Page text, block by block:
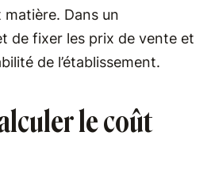
Dans un
de fixer les prix de vente et
de l’établissement.
le coût